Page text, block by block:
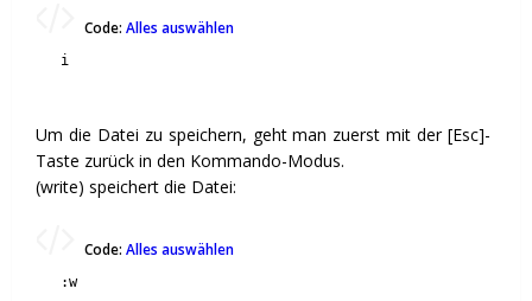
Code: Alles auswählen
i
Um die Datei zu speichern, geht man zuerst mit der [Esc]-
Taste zurück in den Kommando-Modus.
(write) speichert die Datei:
Code: Alles auswählen
:w